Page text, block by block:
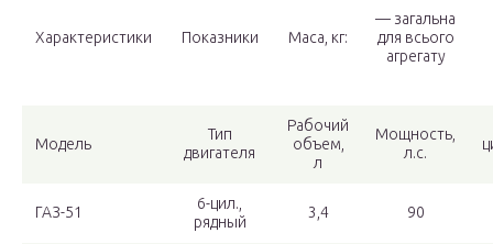
Характеристики Показники Маса, кг:
— загальна
для всього
агрегату
Модель
Тип
двигателя
Рабочий
объем,
л
Мощность,
л.с.
ГАЗ-51
6-цил.,
рядный
3,4 90